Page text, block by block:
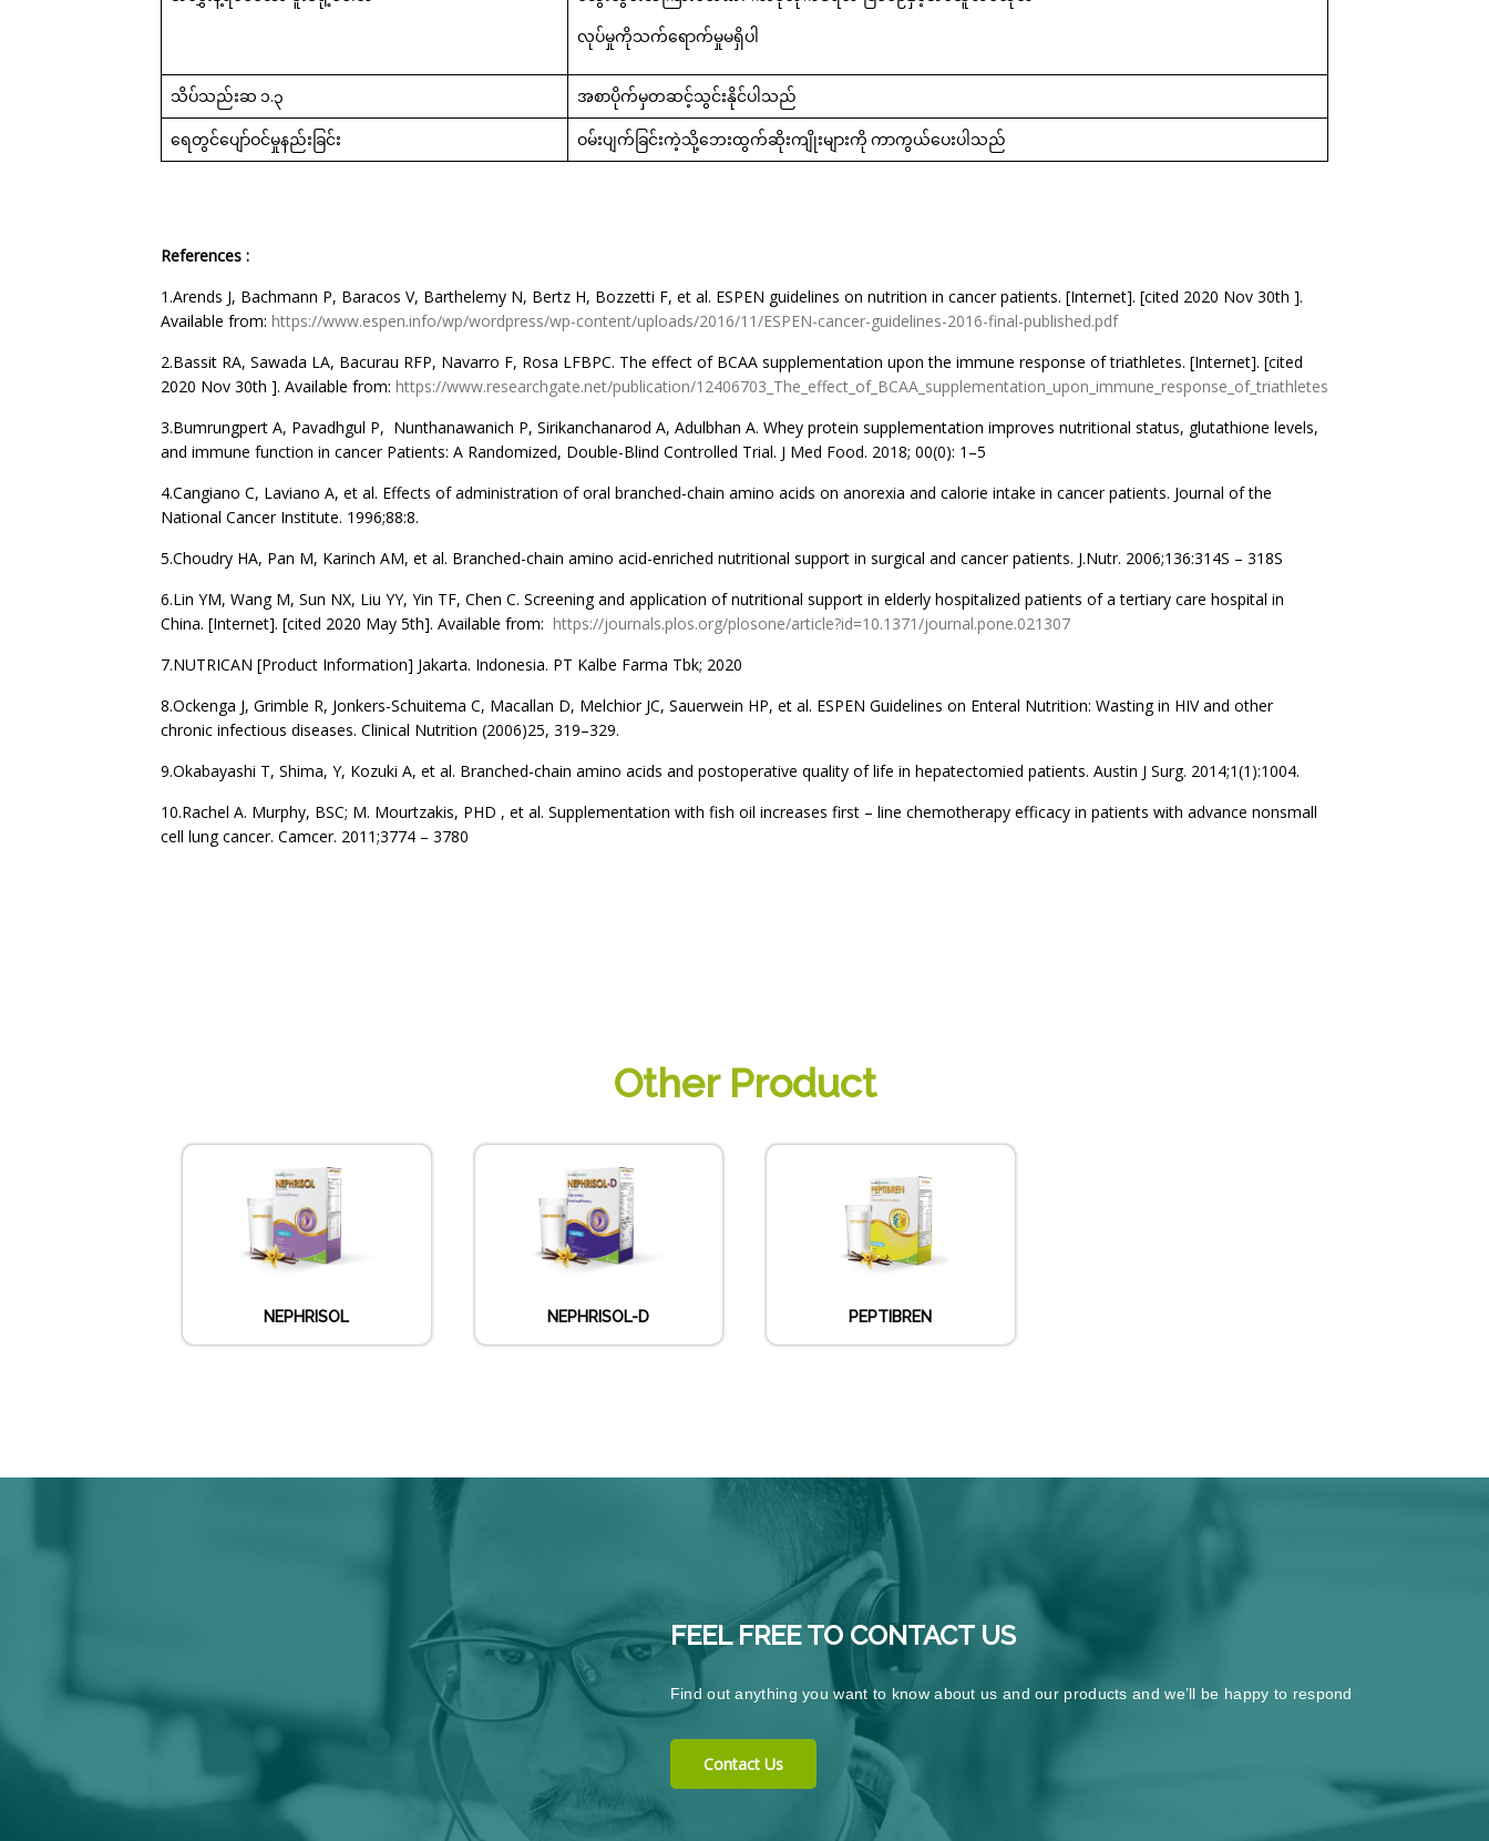
လုပ်မှုကိုသက်ရောက်မှုမရှိပါ
သိပ်သည်းဆ ၁.၃ အစာပိုက်မှတဆင့်သွင်းနိုင်ပါသည်
ရေတွင်ပျော်ဝင်မှုနည်းခြင်း ဝမ်းပျက်ခြင်းကဲ့သို့ဘေးထွက်ဆိုးကျိုးများကို ကာကွယ်ပေးပါသည်
References :
1.Arends J, Bachmann P, Baracos V, Barthelemy N, Bertz H, Bozzetti F, et al. ESPEN guidelines on nutrition in cancer patients. [Internet]. [cited 2020 Nov 30th ].
Available from: https://www.espen.info/wp/wordpress/wp-content/uploads/2016/11/ESPEN-cancer-guidelines-2016-final-published.pdf
2.Bassit RA, Sawada LA, Bacurau RFP, Navarro F, Rosa LFBPC. The effect of BCAA supplementation upon the immune response of triathletes. [Internet]. [cited
2020 Nov 30th ]. Available from: https://www.researchgate.net/publication/12406703_The_effect_of_BCAA_supplementation_upon_immune_response_of_triathletes
3.Bumrungpert A, Pavadhgul P, Nunthanawanich P, Sirikanchanarod A, Adulbhan A. Whey protein supplementation improves nutritional status, glutathione levels,
and immune function in cancer Patients: A Randomized, Double-Blind Controlled Trial. J Med Food. 2018; 00(0): 1–5
4.Cangiano C, Laviano A, et al. Effects of administration of oral branched-chain amino acids on anorexia and calorie intake in cancer patients. Journal of the
National Cancer Institute. 1996;88:8.
5.Choudry HA, Pan M, Karinch AM, et al. Branched-chain amino acid-enriched nutritional support in surgical and cancer patients. J.Nutr. 2006;136:314S – 318S
6.Lin YM, Wang M, Sun NX, Liu YY, Yin TF, Chen C. Screening and application of nutritional support in elderly hospitalized patients of a tertiary care hospital in
China. [Internet]. [cited 2020 May 5th]. Available from: https://journals.plos.org/plosone/article?id=10.1371/journal.pone.021307
7.NUTRICAN [Product Information] Jakarta. Indonesia. PT Kalbe Farma Tbk; 2020
8.Ockenga J, Grimble R, Jonkers-Schuitema C, Macallan D, Melchior JC, Sauerwein HP, et al. ESPEN Guidelines on Enteral Nutrition: Wasting in HIV and other
chronic infectious diseases. Clinical Nutrition (2006)25, 319–329.
9.Okabayashi T, Shima, Y, Kozuki A, et al. Branched-chain amino acids and postoperative quality of life in hepatectomied patients. Austin J Surg. 2014;1(1):1004.
10.Rachel A. Murphy, BSC; M. Mourtzakis, PHD , et al. Supplementation with fish oil increases first – line chemotherapy efficacy in patients with advance nonsmall
cell lung cancer. Camcer. 2011;3774 – 3780
Other Product
NEPHRISOL NEPHRISOL-D PEPTIBREN
FEEL FREE TO CONTACT US
Find out anything you want to know about us and our products and we’ll be happy to respond
Contact Us